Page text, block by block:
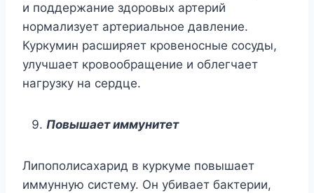
и поддержание здоровых артерий
нормализует артериальное давление.
Куркумин расширяет кровеносные сосуды,
улучшает кровообращение и облегчает
нагрузку на сердце.
Повышает иммунитет
Липополисахарид в куркуме повышает
иммунную систему. Он убивает бактерии,